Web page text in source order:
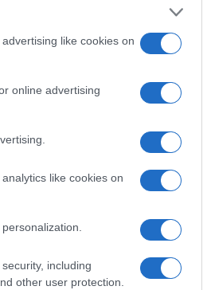
like cookies on
online advertising
like cookies on
including
other user protection.